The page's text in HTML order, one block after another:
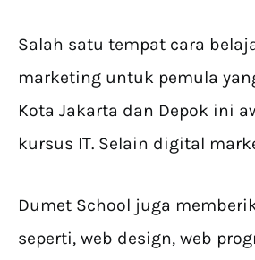
Salah satu tempat cara
marketing untuk pemula
Kota Jakarta dan Depok ini
kursus IT. Selain digital
Dumet School juga
seperti, web design, web